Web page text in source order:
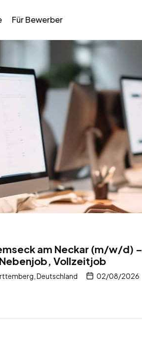
Für Bewerber
am Neckar (m/w/d) –
Vollzeitjob
Deutschland 02/08/2026